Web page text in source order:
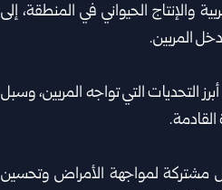
والإنتاج الحيواني في المنطقة، إلى
المربين.
التحديات التي تواجه المربين، وسبل
القادمة.
مشتركة لمواجهة الأمراض وتحسين